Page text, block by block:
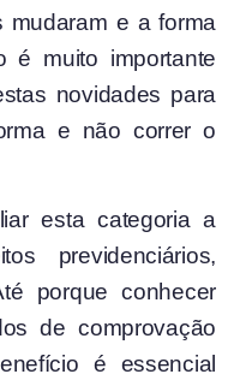
mudaram e a forma
é muito importante
novidades para
e não correr o
esta categoria a
previdenciários,
porque conhecer
de comprovação
é essencial